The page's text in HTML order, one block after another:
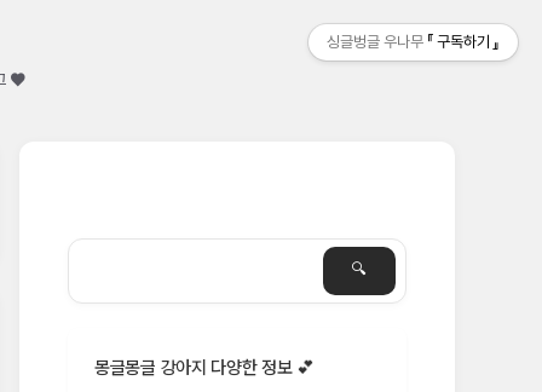
♥
몽글몽글 강아지 다양한 정보 💕
싱글벙글 우나무 구독하기